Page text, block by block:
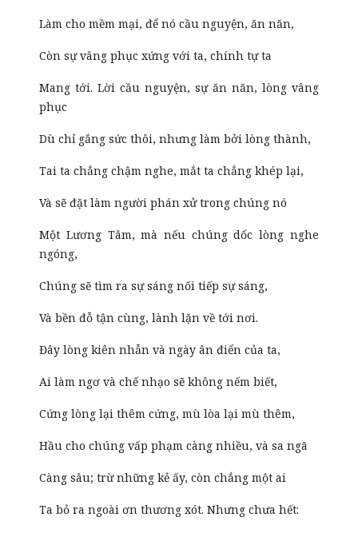
Làm cho mềm mại, để nó cầu nguyện, ăn năn,
Còn sự vâng phục xứng với ta, chính tự ta
Mang tới. Lời cầu nguyện, sự ăn năn, lòng vâng
phục
Dù chỉ gắng sức thôi, nhưng làm bởi lòng thành,
Tai ta chẳng chậm nghe, mắt ta chẳng khép lại,
Và sẽ đặt làm người phán xử trong chúng nó
Một Lương Tâm, mà nếu chúng dốc lòng nghe
ngóng,
Chúng sẽ tìm ra sự sáng nối tiếp sự sáng,
Và bền đỗ tận cùng, lành lặn về tới nơi.
Đây lòng kiên nhẫn và ngày ân điển của ta,
Ai làm ngơ và chế nhạo sẽ không nếm biết,
Cứng lòng lại thêm cứng, mù lòa lại mù thêm,
Hầu cho chúng vấp phạm càng nhiều, và sa ngã
Càng sâu; trừ những kẻ ấy, còn chẳng một ai
Ta bỏ ra ngoài ơn thương xót. Nhưng chưa hết: